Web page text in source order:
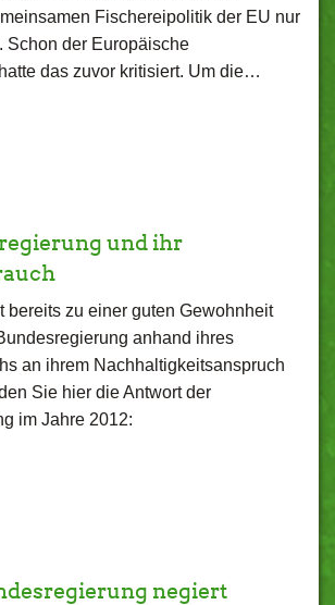
Fischereipolitik der EU nur
Schon der Europäische
das zuvor kritisiert. Um die…
und ihr
bereits zu einer guten Gewohnheit
anhand ihres
an ihrem Nachhaltigkeitsanspruch
Sie hier die Antwort der
im Jahre 2012:
negiert